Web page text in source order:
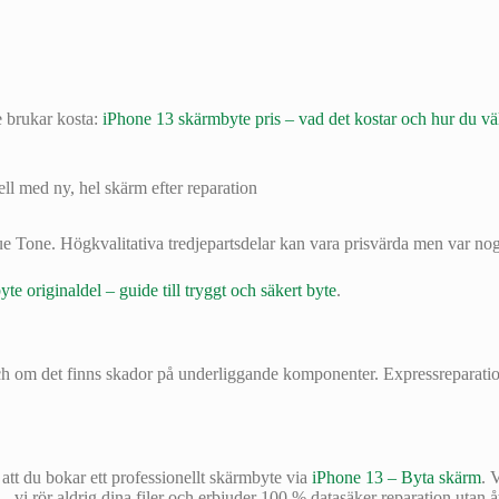
brukar kosta: iPhone 13 skärmbyte pris – vad det kostar och hur du
Högkvalitativa tredjepartsdelar kan vara prisvärda men var
originaldel – guide till tryggt och säkert byte.
det finns skador på underliggande komponenter.
du bokar ett professionellt skärmbyte via iPhone 13 – Byta skärm.